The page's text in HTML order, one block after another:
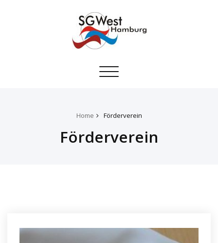
Toggle
Home Förderverein
Förderverein